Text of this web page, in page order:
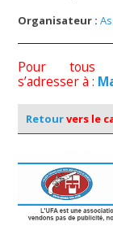
Organisateur :
Pour tous
s’adresser à :
Retourvers le